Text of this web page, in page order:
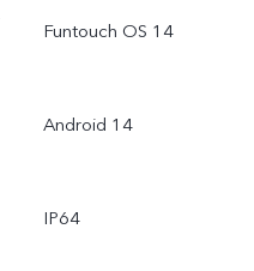
Funtouch OS 14
Android 14
IP64